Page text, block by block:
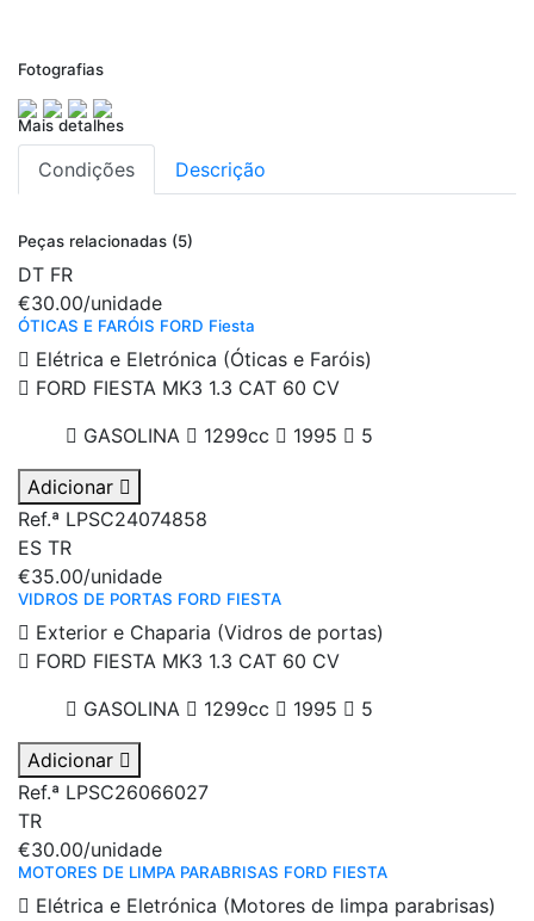
Fotografias
Mais detalhes
Condições Descrição
Peças relacionadas (5)
DT FR
€30.00/unidade
ÓTICAS E FARÓIS FORD Fiesta
Elétrica e Eletrónica (Óticas e Faróis)
FORD FIESTA MK3 1.3 CAT 60 CV
GASOLINA
1299cc 1995 5
Adicionar
Ref.ª LPSC24074858
ES TR
€35.00/unidade
VIDROS DE PORTAS FORD FIESTA
Exterior e Chaparia (Vidros de portas)
FORD FIESTA MK3 1.3 CAT 60 CV
GASOLINA
1299cc 1995 5
Adicionar
Ref.ª LPSC26066027
TR
€30.00/unidade
MOTORES DE LIMPA PARABRISAS FORD FIESTA
Elétrica e Eletrónica (Motores de limpa parabrisas)